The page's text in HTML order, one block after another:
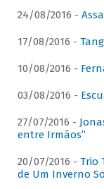
24/08/2016 -
17/08/2016 -
10/08/2016 -
03/08/2016 -
27/07/2016 -
entre Irmãos”
20/07/2016 - Trio
de Um Inverno